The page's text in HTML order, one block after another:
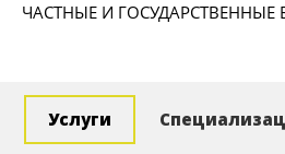
ЧАСТНЫЕ И ГОСУДАРСТВЕННЫЕ
Услуги